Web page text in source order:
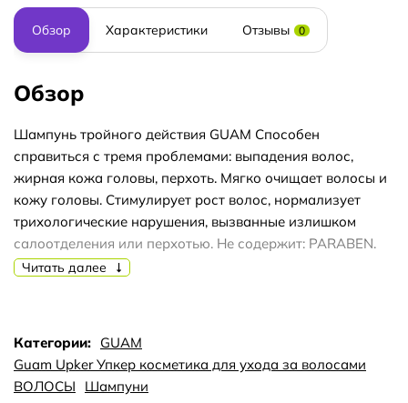
Обзор Характеристики Отзывы 0
Обзор
Шампунь тройного действия GUAM Способен
справиться с тремя проблемами: выпадения волос,
жирная кожа головы, перхоть. Мягко очищает волосы и
кожу головы. Стимулирует рост волос, нормализует
трихологические нарушения, вызванные излишком
салоотделения или перхотью. Не содержит: PARABEN.
Шампунь тройного действия Guam UPKer Triple Action
ощущение зуда. Жирный налет приводит к закупорке
сальных желез и воспалению кожи головы, следствием
чего нередко становится выпадение волос. В погоне за
Читать далее
Категории: GUAM
Guam Upker Упкер косметика для ухода за волосами
ВОЛОСЫ
Шампуни